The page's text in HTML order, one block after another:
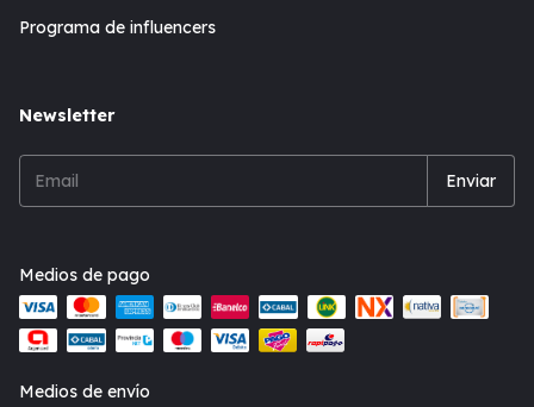
Programa de influencers
Newsletter
Medios de pago
Medios de envío